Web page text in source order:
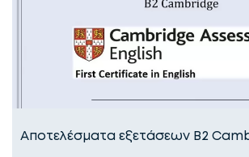
Αποτελέσματα εξετάσεων B2